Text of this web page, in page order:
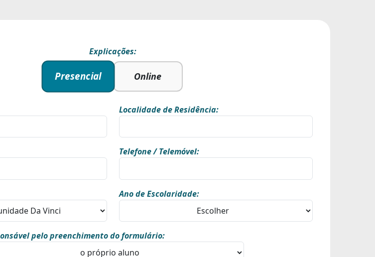
Explicações:
Presencial Online
Localidade de Residência:
Telefone / Telemóvel:
Ano de Escolaridade:
pelo preenchimento do formulário: